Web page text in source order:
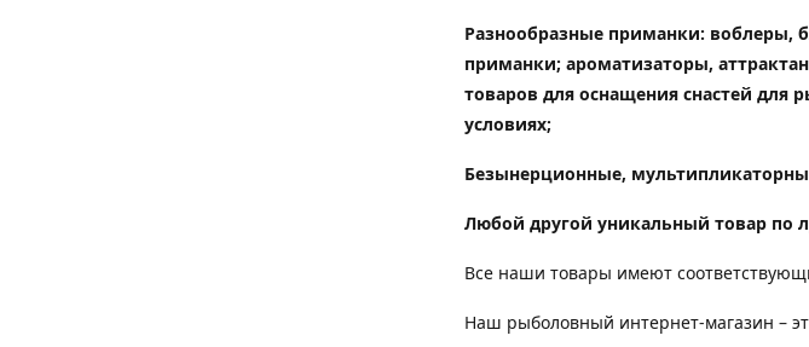
Разнообразные приманки: воблеры,
приманки; ароматизаторы,
товаров для оснащения снастей
условиях;
Безынерционные,
Любой другой уникальный товар по
Все наши товары имеют
Наш рыболовный интернет-магазин –